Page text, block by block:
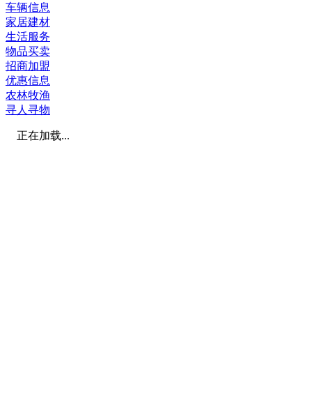
车辆信息
家居建材
生活服务
物品买卖
招商加盟
优惠信息
农林牧渔
寻人寻物
正在加载...